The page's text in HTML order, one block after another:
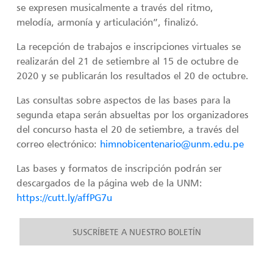
se expresen musicalmente a través del ritmo,
melodía, armonía y articulación”, finalizó.
La recepción de trabajos e inscripciones virtuales se
realizarán del 21 de setiembre al 15 de octubre de
2020 y se publicarán los resultados el 20 de octubre.
Las consultas sobre aspectos de las bases para la
segunda etapa serán absueltas por los organizadores
del concurso hasta el 20 de setiembre, a través del
correo electrónico: himnobicentenario@unm.edu.pe
Las bases y formatos de inscripción podrán ser
descargados de la página web de la UNM:
https://cutt.ly/affPG7u
SUSCRÍBETE A NUESTRO BOLETÍN